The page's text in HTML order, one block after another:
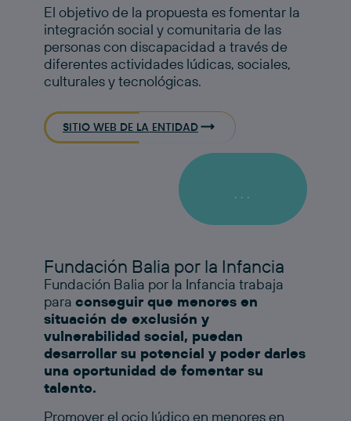
El objetivo de la propuesta es fomentar la
integración social y comunitaria de las
personas con discapacidad a través de
diferentes actividades lúdicas, sociales,
culturales y tecnológicas. ​
SITIO WEB DE LA ENTIDAD
...
Fundación Balia por la Infancia
Fundación Balia por la Infancia trabaja
para conseguir que menores en
situación de exclusión y
vulnerabilidad social, puedan
desarrollar su potencial y poder darles
una oportunidad de fomentar su
talento.
Promover el ocio lúdico en menores en